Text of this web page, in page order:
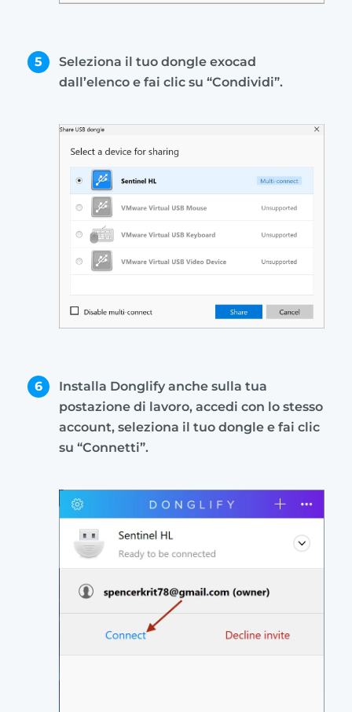
5
Seleziona il tuo dongle exocad
dall’elenco e fai clic su “Condividi”.
6
Installa Donglify anche sulla tua
postazione di lavoro, accedi con lo stesso
account, seleziona il tuo dongle e fai clic
su “Connetti”.